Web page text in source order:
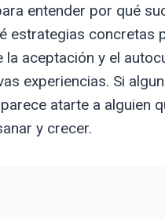
entender por qué
estrategias concretas
aceptación y el
experiencias. Si
atarte a alguien
y crecer.